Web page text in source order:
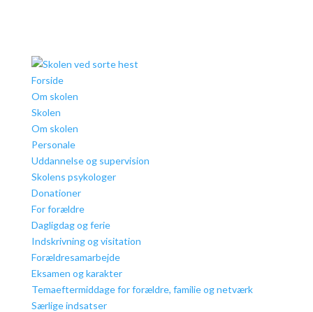
Forside
Om skolen
Skolen
Om skolen
Personale
Uddannelse og supervision
Skolens psykologer
Donationer
For forældre
Dagligdag og ferie
Indskrivning og visitation
Forældresamarbejde
Eksamen og karakter
Temaeftermiddage for forældre, familie og netværk
Særlige indsatser